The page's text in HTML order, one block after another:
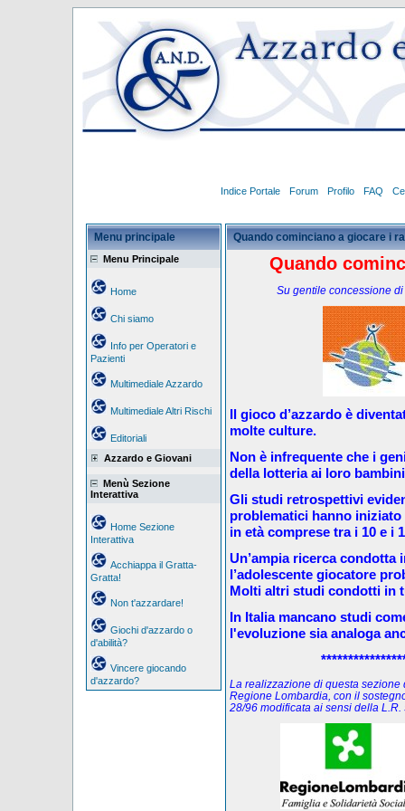
Indice Portale Forum Profilo FAQ
Menu principale
Menu Principale
Home
Chi siamo
Info per Operatori e
Pazienti
Multimediale Azzardo
Multimediale Altri Rischi
Editoriali
Azzardo e Giovani
Menù Sezione
Interattiva
Home Sezione
Interattiva
Acchiappa il Gratta-
Gratta!
Non t'azzardare!
Giochi d'azzardo o
d'abilità?
Vincere giocando
d'azzardo?
Quando cominciano a giocare i
Quando
Su gentile concessione
Il gioco d’azzardo è
molte culture.
Non è infrequente che i
della lotteria ai loro
Gli studi retrospettivi
problematici hanno
in età comprese tra i 10 e i
Un’ampia ricerca condotta
l’adolescente giocatore
Molti altri studi condotti in
In Italia mancano studi
l'evoluzione sia analoga
La realizzazione di questa sezione
Regione Lombardia, con il
28/96 modificata ai sensi della